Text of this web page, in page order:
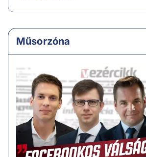
Műsorzóna